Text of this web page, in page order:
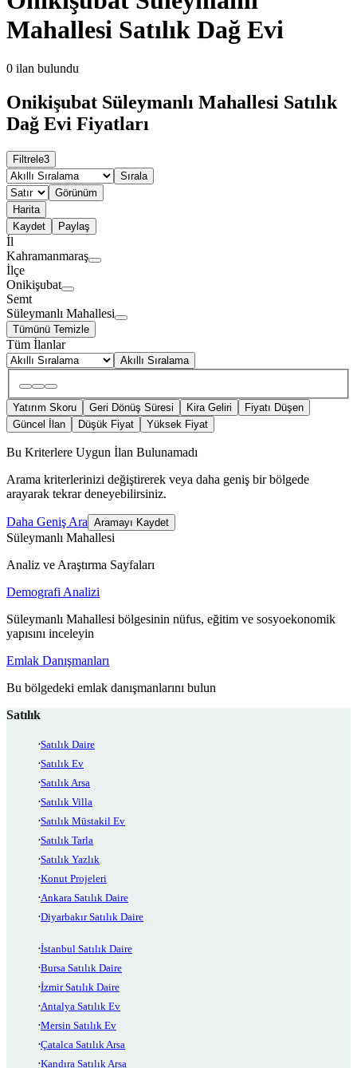
Mahallesi Satılık Dağ Evi
0 ilan bulundu
Onikişubat Süleymanlı Mahallesi Satılık
Dağ Evi Fiyatları
Filtrele3
Sırala
Görünüm
Harita
Kaydet
Paylaş
İl
Kahramanmaraş
İlçe
Onikişubat
Semt
Süleymanlı Mahallesi
Tümünü Temizle
Tüm İlanlar
Akıllı Sıralama
Yatırım Skoru Geri Dönüş Süresi Kira Geliri
Fiyatı Düşen
Güncel İlan
Düşük Fiyat Yüksek Fiyat
Bu Kriterlere Uygun İlan Bulunamadı
Arama kriterlerinizi değiştirerek veya daha geniş bir bölgede
arayarak tekrar deneyebilirsiniz.
Daha Geniş Ara Aramayı Kaydet
Süleymanlı Mahallesi
Analiz ve Araştırma Sayfaları
Demografi Analizi
Süleymanlı Mahallesi bölgesinin nüfus, eğitim ve sosyoekonomik
yapısını inceleyin
Emlak Danışmanları
Bu bölgedeki emlak danışmanlarını bulun
Satılık
Satılık Daire
Satılık Ev
Satılık Arsa
Satılık Villa
Satılık Müstakil Ev
Satılık Tarla
Satılık Yazlık
Konut Projeleri
Ankara Satılık Daire
Diyarbakır Satılık Daire
İstanbul Satılık Daire
Bursa Satılık Daire
İzmir Satılık Daire
Antalya Satılık Ev
Mersin Satılık Ev
Çatalca Satılık Arsa
Kandıra Satılık Arsa